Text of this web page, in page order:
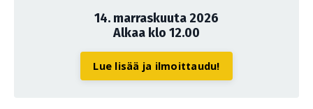
14. marraskuuta 2026
Alkaa klo 12.00
Lue lisää ja ilmoittaudu!